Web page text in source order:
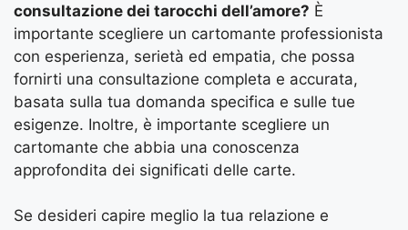
consultazione dei tarocchi dell’amore? È
importante scegliere un cartomante professionista
con esperienza, serietà ed empatia, che possa
fornirti una consultazione completa e accurata,
basata sulla tua domanda specifica e sulle tue
esigenze. Inoltre, è importante scegliere un
cartomante che abbia una conoscenza
approfondita dei significati delle carte.
Se desideri capire meglio la tua relazione e